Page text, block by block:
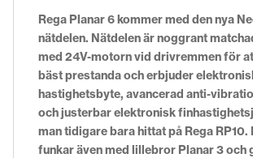
Rega Planar 6 kommer med den nya
nätdelen. Nätdelen är noggrant
med 24V-motorn vid drivremmen för
bäst prestanda och erbjuder
hastighetsbyte, avancerad anti-
och justerbar elektronisk
man tidigare bara hittat på Rega RP10.
funkar även med lillebror Planar 3 och